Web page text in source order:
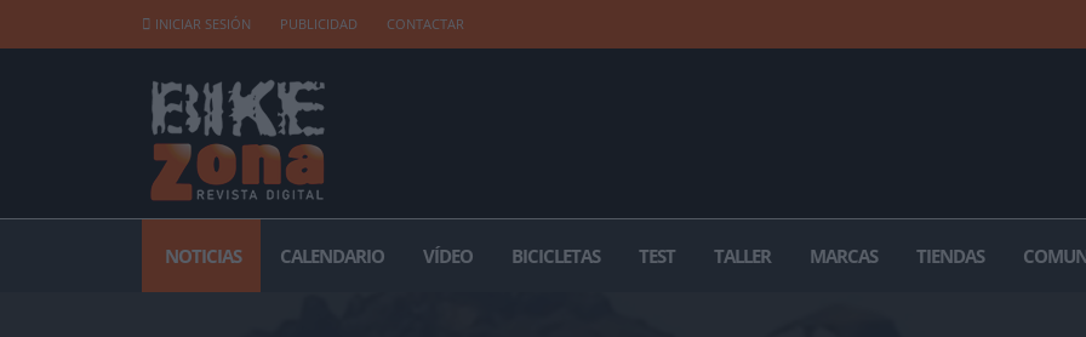
INICIAR SESIÓN PUBLICIDAD CONTACTAR
NOTICIAS CALENDARIO VÍDEO BICICLETAS TEST TALLER MARCAS TIENDAS